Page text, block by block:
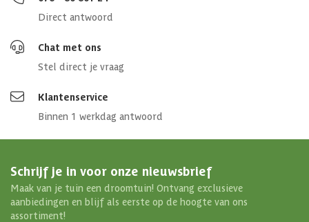
Direct antwoord
Chat met ons
Stel direct je vraag
Klantenservice
Binnen 1 werkdag antwoord
Schrijf je in voor onze nieuwsbrief
Maak van je tuin een droomtuin! Ontvang exclusieve
aanbiedingen en blijf als eerste op de hoogte van ons
assortiment!